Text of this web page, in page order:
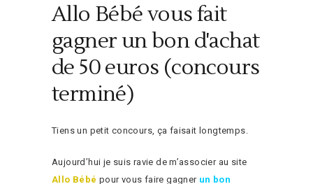
Allo Bébé vous fait
gagner un bon d'achat
de 50 euros (concours
terminé)
Tiens un petit concours, ça faisait longtemps.
Aujourd’hui je suis ravie de m’associer au site
Allo Bébé pour vous faire gagner un bon